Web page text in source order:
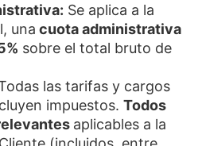
Se aplica a la
una cuota administrativa
sobre el total bruto de
las tarifas y cargos
impuestos.Todos
aplicables a la